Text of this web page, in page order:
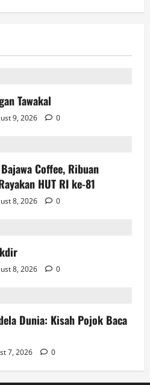
Tawakal
9, 2026
0
Coffee, Ribuan
HUT RI ke-81
8, 2026
0
8, 2026
0
Dunia: Kisah Pojok Baca
7, 2026 0